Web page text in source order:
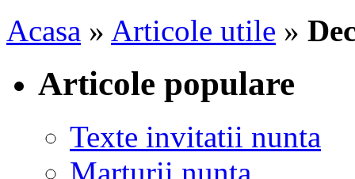
Acasa » Articole utile »
Articole populare
Texte invitatii nunta
Marturii nunta